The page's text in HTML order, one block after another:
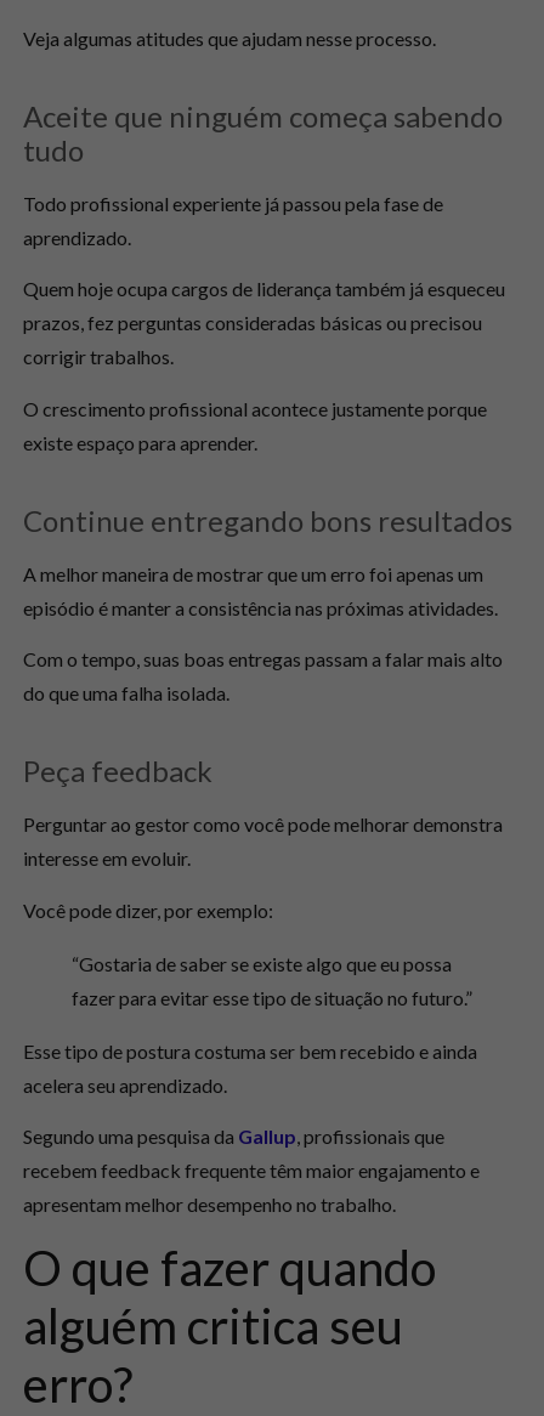
Veja algumas atitudes que ajudam nesse processo.
Aceite que ninguém começa sabendo
tudo
Todo profissional experiente já passou pela fase de
aprendizado.
Quem hoje ocupa cargos de liderança também já esqueceu
prazos, fez perguntas consideradas básicas ou precisou
corrigir trabalhos.
O crescimento profissional acontece justamente porque
existe espaço para aprender.
Continue entregando bons resultados
A melhor maneira de mostrar que um erro foi apenas um
episódio é manter a consistência nas próximas atividades.
Com o tempo, suas boas entregas passam a falar mais alto
do que uma falha isolada.
Peça feedback
Perguntar ao gestor como você pode melhorar demonstra
interesse em evoluir.
Você pode dizer, por exemplo:
“Gostaria de saber se existe algo que eu possa
fazer para evitar esse tipo de situação no futuro.”
Esse tipo de postura costuma ser bem recebido e ainda
acelera seu aprendizado.
Segundo uma pesquisa da Gallup, profissionais que
recebem feedback frequente têm maior engajamento e
apresentam melhor desempenho no trabalho.
O que fazer quando
alguém critica seu
erro?